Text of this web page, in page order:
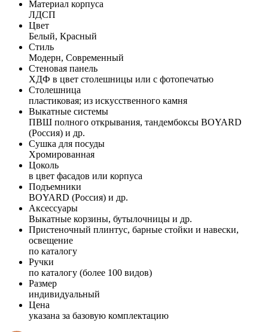
Материал корпуса
ЛДСП
Цвет
Белый, Красный
Стиль
Модерн, Современный
Стеновая панель
ХДФ в цвет столешницы или с фотопечатью
Столешница
пластиковая; из искусственного камня
Выкатные системы
ПВШ полного открывания, тандембоксы BOYARD
(Россия) и др.
Сушка для посуды
Хромированная
Цоколь
в цвет фасадов или корпуса
Подъемники
BOYARD (Россия) и др.
Аксессуары
Выкатные корзины, бутылочницы и др.
Пристеночный плинтус, барные стойки и навески,
освещение
по каталогу
Ручки
по каталогу (более 100 видов)
Размер
индивидуальный
Цена
указана за базовую комплектацию